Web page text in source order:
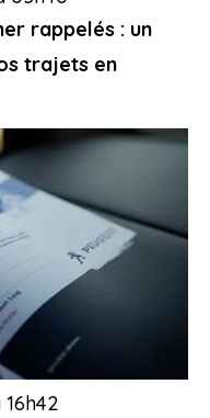
rappelés : un
trajets en